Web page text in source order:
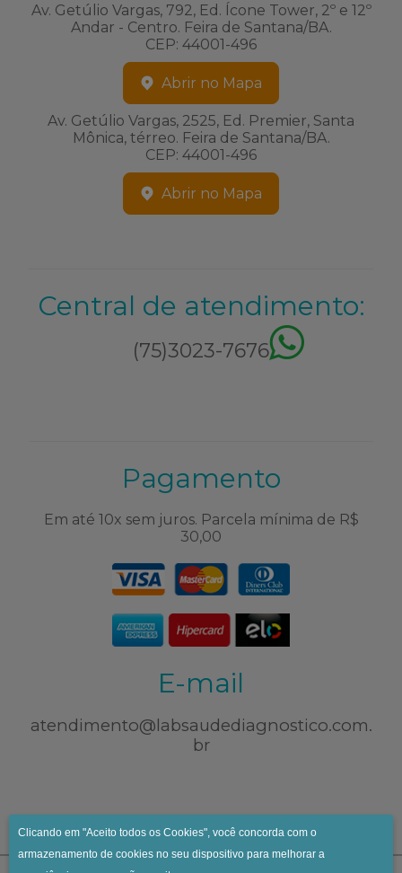
Av. Getúlio Vargas, 792, Ed. Ícone Tower, 2º e 12º
Andar - Centro. Feira de Santana/BA.
CEP: 44001-496
Abrir no Mapa
Av. Getúlio Vargas, 2525, Ed. Premier, Santa
Mônica, térreo. Feira de Santana/BA.
CEP: 44001-496
Abrir no Mapa
Central de atendimento:
(75)3023-7676
Pagamento
Em até 10x sem juros. Parcela mínima de R$
30,00
E-mail
atendimento@labsaudediagnostico.com.
br
Clicando em "Aceito todos os Cookies", você concorda com o
armazenamento de cookies no seu dispositivo para melhorar a